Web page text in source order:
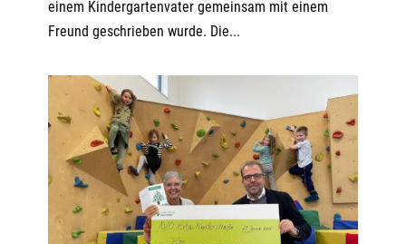
einem Kindergartenvater gemeinsam mit einem
Freund geschrieben wurde. Die...